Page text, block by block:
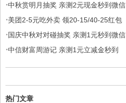
·中秋赏明月抽奖 亲测2元现金秒到微信
·美团2-5元吃外卖 领20-15/40-25红包
·国庆中秋对对碰抽奖 亲测1元秒到微信
·中信财富周游记 亲测1元立减金秒到
热门文章